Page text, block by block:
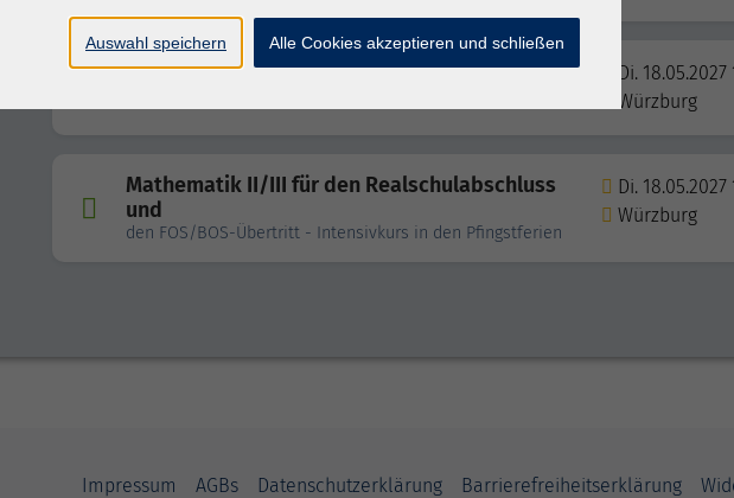
Englisch für den Realschulabschluss
Di. 18.05.2027
Würzburg
Mathematik II/III für den Realschulabschluss
und
den FOS/BOS-Übertritt - Intensivkurs in den Pfingstferien
Di. 18.05.2027
Würzburg
Impressum AGBs Datenschutzerklärung Barrierefreiheitserklärung
Auswahl speichern Alle Cookies akzeptieren und schließen